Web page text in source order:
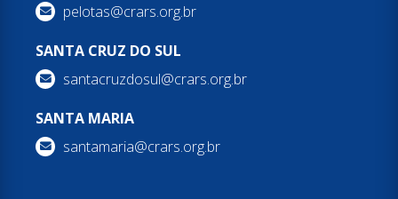
pelotas@crars.org.br
SANTA CRUZ DO SUL
santacruzdosul@crars.org.br
SANTA MARIA
santamaria@crars.org.br